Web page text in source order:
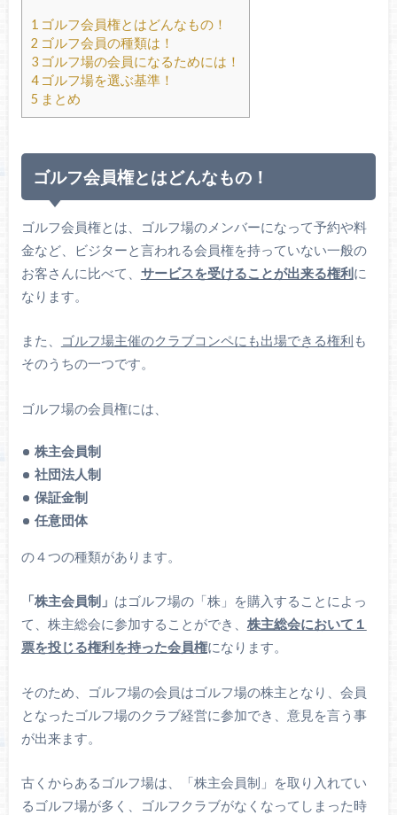
1 ゴルフ会員権とはどんなもの！
2 ゴルフ会員の種類は！
3ゴルフ場の会員になるためには！
4ゴルフ場を選ぶ基準！
5 まとめ
ゴルフ会員権とはどんなもの！
ゴルフ会員権とは、ゴルフ場のメンバーになって予約や料
金など、ビジターと言われる会員権を持っていない一般の
お客さんに比べて、 サービスを受けることが出来る権利に
なります。
また、 ゴルフ場主催のクラブコンペにも出場できる権利 も
そのうちの一つです。
ゴルフ場の会員権には、
株主会員制
社団法人制
保証金制
任意団体
の４つの種類があります。
「株主会員制」 はゴルフ場の「株」を購入することによっ
て、株主総会に参加することができ、 株主総会において１
票を投じる権利を持った会員権になります。
そのため、ゴルフ場の会員はゴルフ場の株主となり、会員
となったゴルフ場のクラブ経営に参加でき、意見を言う事
が出来ます。
古くからあるゴルフ場は、「株主会員制」を取り入れてい
るゴルフ場が多く、ゴルフクラブがなくなってしまった時